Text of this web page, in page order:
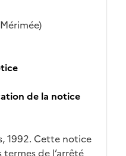
de la notice
1992. Cette notice
de l’arrêté